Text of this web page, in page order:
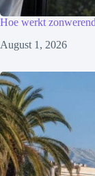
Hoe werkt
August 1, 2026